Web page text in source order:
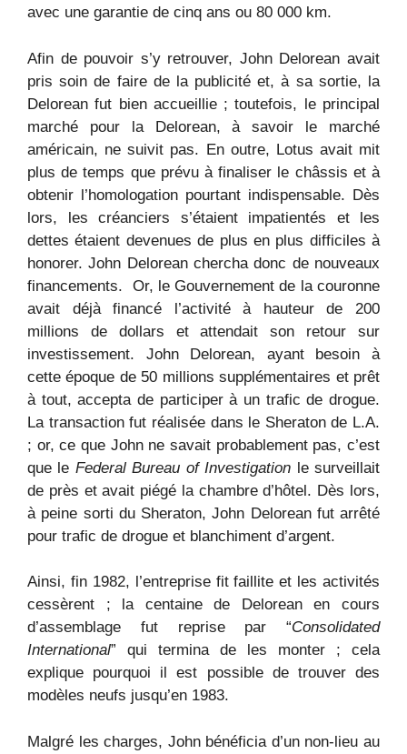
avec une garantie de cinq ans ou 80 000 km.
Afin de pouvoir s’y retrouver, John Delorean avait
pris soin de faire de la publicité et, à sa sortie, la
Delorean fut bien accueillie ; toutefois, le principal
marché pour la Delorean, à savoir le marché
américain, ne suivit pas. En outre, Lotus avait mit
plus de temps que prévu à finaliser le châssis et à
obtenir l’homologation pourtant indispensable. Dès
lors, les créanciers s’étaient impatientés et les
dettes étaient devenues de plus en plus difficiles à
honorer. John Delorean chercha donc de nouveaux
financements. Or, le Gouvernement de la couronne
avait déjà financé l’activité à hauteur de 200
millions de dollars et attendait son retour sur
investissement. John Delorean, ayant besoin à
cette époque de 50 millions supplémentaires et prêt
à tout, accepta de participer à un trafic de drogue.
La transaction fut réalisée dans le Sheraton de L.A.
; or, ce que John ne savait probablement pas, c’est
que le Federal Bureau of Investigation le surveillait
de près et avait piégé la chambre d’hôtel. Dès lors,
à peine sorti du Sheraton, John Delorean fut arrêté
pour trafic de drogue et blanchiment d’argent.
Ainsi, fin 1982, l’entreprise fit faillite et les activités
cessèrent ; la centaine de Delorean en cours
d’assemblage fut reprise par “Consolidated
International” qui termina de les monter ; cela
explique pourquoi il est possible de trouver des
modèles neufs jusqu’en 1983.
Malgré les charges, John bénéficia d’un non-lieu au